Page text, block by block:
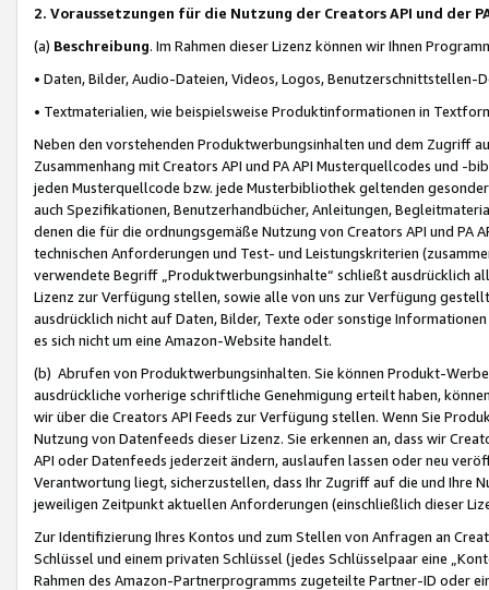
2. Voraussetzungen für die Nutzung der Creators API und der
(a) Beschreibung. Im Rahmen dieser Lizenz können wir Ihnen
• Daten, Bilder, Audio-Dateien, Videos, Logos, Benutzerschnittstellen-
• Textmaterialien, wie beispielsweise Produktinformationen in
Neben den vorstehenden Produktwerbungsinhalten und dem Zugriff
Zusammenhang mit Creators API und PA API Musterquellcodes und
jeden Musterquellcode bzw. jede Musterbibliothek geltenden
auch Spezifikationen, Benutzerhandbücher, Anleitungen,
denen die für die ordnungsgemäße Nutzung von Creators API und PA
technischen Anforderungen und Test- und Leistungskriterien
verwendete Begriff „Produktwerbungsinhalte“ schließt ausdrücklich
Lizenz zur Verfügung stellen, sowie alle von uns zur Verfügung
ausdrücklich nicht auf Daten, Bilder, Texte oder sonstige
es sich nicht um eine Amazon-Website handelt.
(b) Abrufen von Produktwerbungsinhalten. Sie können Produkt-
ausdrückliche vorherige schriftliche Genehmigung erteilt haben,
wir über die Creators API Feeds zur Verfügung stellen. Wenn Sie
Nutzung von Datenfeeds dieser Lizenz. Sie erkennen an, dass wir
API oder Datenfeeds jederzeit ändern, auslaufen lassen oder neu
Verantwortung liegt, sicherzustellen, dass Ihr Zugriff auf die und Ihre
jeweiligen Zeitpunkt aktuellen Anforderungen (einschließlich dieser
Zur Identifizierung Ihres Kontos und zum Stellen von Anfragen an
Schlüssel und einem privaten Schlüssel (jedes Schlüsselpaar eine
Rahmen des Amazon-Partnerprogramms zugeteilte Partner-ID oder